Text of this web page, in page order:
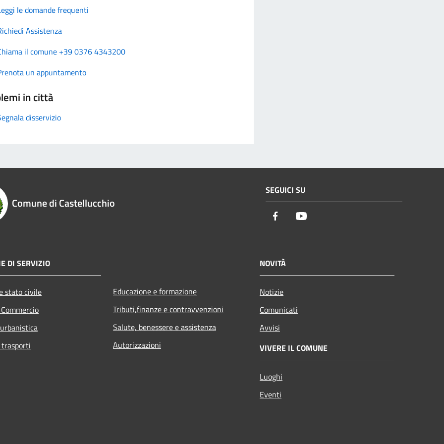
le domande frequenti
Assistenza
il comune +39 0376 4343200
un appuntamento
in città
disservizio
Comune di Castellucchio
SEGUICI SU
Facebook
DI SERVIZIO
stato civile
Educazione e formazione
Tributi,finanze e contravvenzioni
Salute, benessere e assistenza
Autorizzazioni
NOVITÀ
Notizie
Comunicati
Avvisi
VIVERE IL COMUNE
Luoghi
Eventi